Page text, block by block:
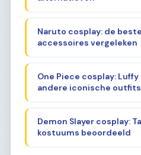
Naruto cosplay: de
accessoires vergeleken
One Piece cosplay:
andere iconische outfits
Demon Slayer cosplay:
kostuums beoordeeld